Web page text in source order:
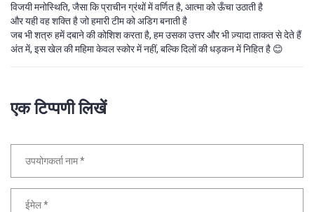
विजयी मनोस्थिति, जैसा कि प्राचीन ग्रंथों में वर्णित है, आत्मा को ऊँचा उठाती है
और यही वह शक्ति है जो हमारी टीम को अडिग बनाती है
जब भी शत्रु हमें दबाने की कोशिश करता है, हम उसका उत्तर और भी ज़्यादा ताकत से देते हैं
अंत में, इस खेल की महिमा केवल स्कोर में नहीं, बल्कि दिलों की धड़कन में निहित है 😊
एक टिप्पणी लिखें